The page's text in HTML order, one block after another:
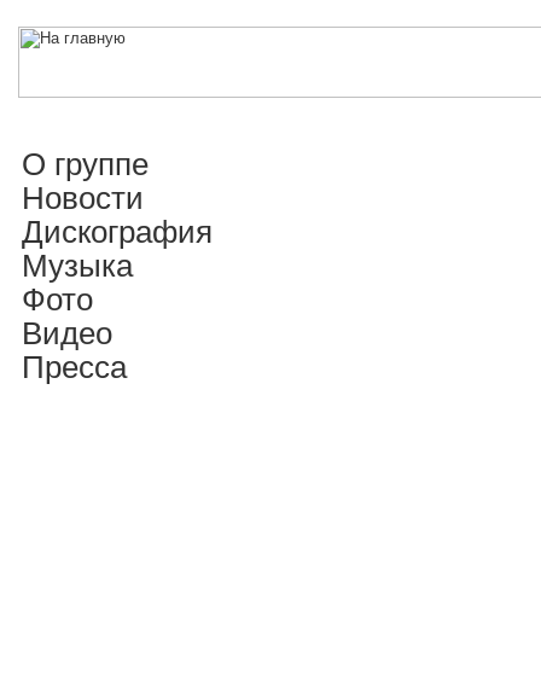
О группе
Новости
Дискография
Музыка
Фото
Видео
Пресса